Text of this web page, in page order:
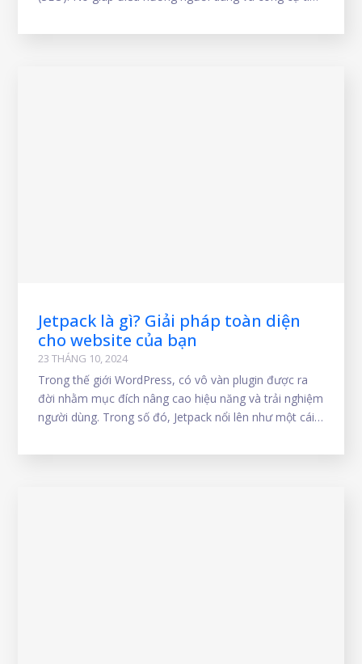
không mất lưu lượng truy cập và giữ vững thứ hạng
Jetpack là gì? Giải pháp toàn diện
cho website của bạn
23 THÁNG 10, 2024
Trong thế giới WordPress, có vô vàn plugin được ra
đời nhằm mục đích nâng cao hiệu năng và trải nghiệm
người dùng. Trong số đó, Jetpack nổi lên như một cái
năng và mạnh mẽ nhất. Vậy Jetpack là gì và tại sao